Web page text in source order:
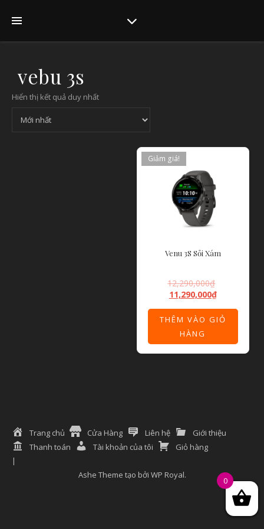
vebu 3s
Hiển thị kết quả duy nhất
Giảm giá!
Venu 3S Sỏi Xám
12,290,000₫
11,290,000₫
THÊM VÀO GIỎ
HÀNG
Trang chủ Cửa Hàng Liên hệ
Giới thiệu
Thanh toán
Tài khoản của tôi Giỏ hàng
Ashe Theme tạo bởi WP Royal.
0